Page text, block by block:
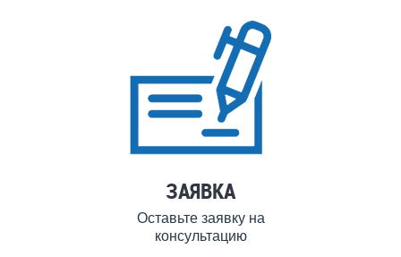
ЗАЯВКА
Оставьте заявку на
консультацию